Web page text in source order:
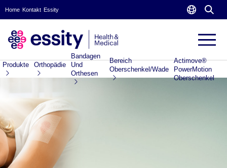
Home Kontakt Essity
Produkte Orthopädie
Bandagen
Und
Orthesen
Bereich
Oberschenkel/Wade
Actimove®
PowerMotion
Oberschenkel